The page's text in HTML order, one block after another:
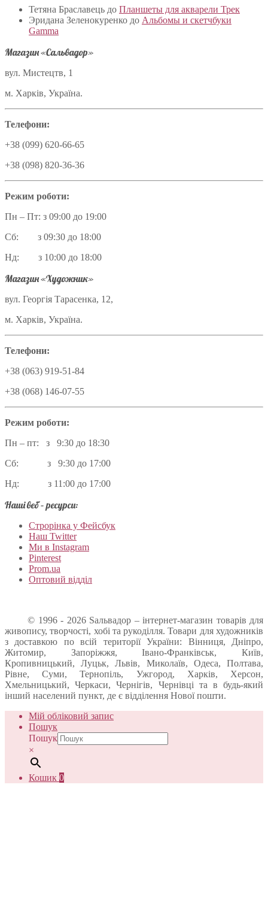
Тетяна Браславець до Планшеты для акварели Трек
Эридана Зеленокуренко до Альбомы и скетчбуки
Gamma
Магазин «Сальвадор»
вул. Мистецтв, 1
м. Харків, Україна.
Телефони:
+38 (099) 620-66-65
+38 (098) 820-36-36
Режим роботи:
Пн – Пт: з 09:00 до 19:00
Сб: з 09:30 до 18:00
Нд: з 10:00 до 18:00
Магазин «Художник»
вул. Георгія Тарасенка, 12,
м. Харків, Україна.
Телефони:
+38 (063) 919-51-84
+38 (068) 146-07-55
Режим роботи:
Пн – пт: з 9:30 до 18:30
Сб: з 9:30 до 17:00
Нд: з 11:00 до 17:00
Наші веб – ресурси:
Строрінка у Фейсбук
Наш Twitter
Ми в Instagram
Pinterest
Prom.ua
Оптовий відділ
© 1996 - 2026 Sальвадор – інтернет-магазин товарів для
живопису, творчості, хобі та рукоділля. Товари для художників
з доставкою по всій території України: Вінниця, Дніпро,
Житомир, Запоріжжя, Івано-Франківськ, Київ,
Кропивницький, Луцьк, Львів, Миколаїв, Одеса, Полтава,
Рівне, Суми, Тернопіль, Ужгород, Харків, Херсон,
Хмельницький, Черкаси, Чернігів, Чернівці та в будь-який
інший населений пункт, де є відділення Нової пошти.
Мій обліковий запис
Пошук
Пошук
×
Кошик 0